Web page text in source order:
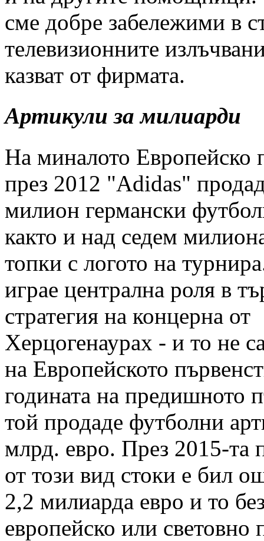
сме добре забележими в
телевизионните
казват от фирмата.
Артикули за милиарди
На миналото Европейско
през 2012 "Adidas"
милион германски
както и над седем
топки с логото на
играе централна роля в
стратегия на концерна от
Херцогенаурах - и то не
на Европейското
годината на предишното
той продаде футболни
млрд. евро. През 2015-та
от този вид стоки е бил
2,2 милиарда евро и то
европейско или световно